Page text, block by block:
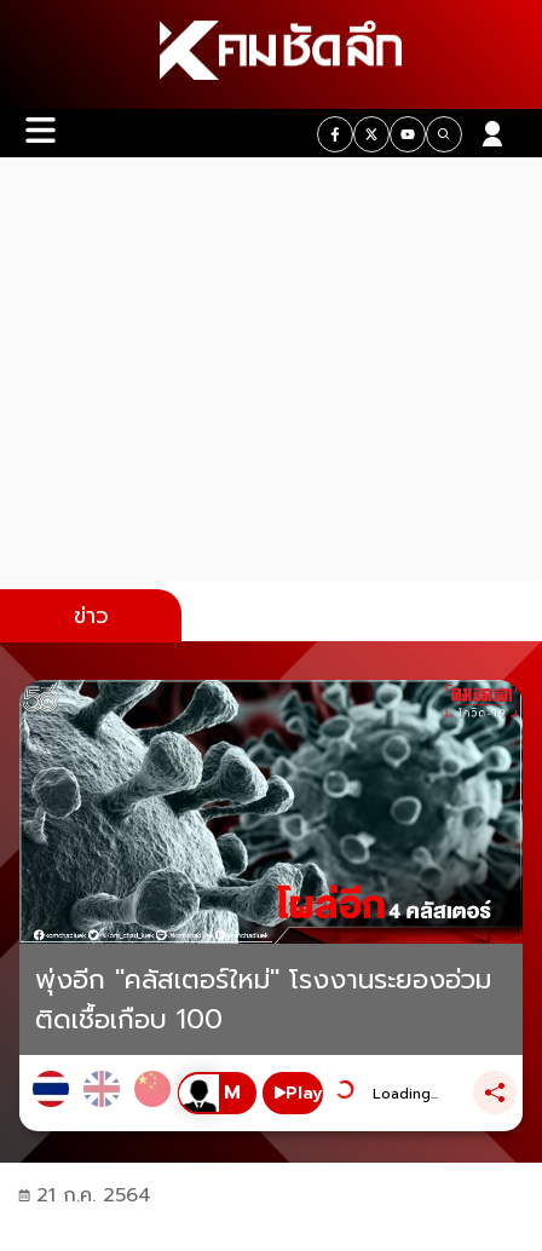
ข่าว
พุ่งอีก "คลัสเตอร์ใหม่" โรงงานระยองอ่วม
ติดเชื้อเกือบ 100
Play Loading...
21 ก.ค. 2564